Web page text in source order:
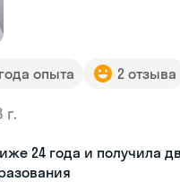
опыта 2 отзыва
г.
24 года и получила